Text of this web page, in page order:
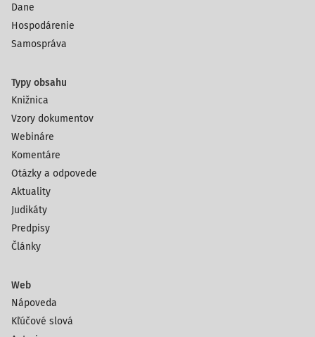
Dane
Hospodárenie
Samospráva
Typy obsahu
Knižnica
Vzory dokumentov
Webináre
Komentáre
Otázky a odpovede
Aktuality
Judikáty
Predpisy
Články
Web
Nápoveda
Kľúčové slová